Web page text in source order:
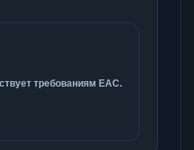
требованиям ЕАС.